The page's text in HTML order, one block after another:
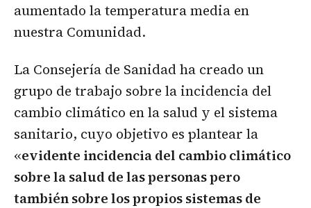
aumentado la temperatura media en
nuestra Comunidad.
La Consejería de Sanidad ha creado un
grupo de trabajo sobre la incidencia del
cambio climático en la salud y el sistema
sanitario, cuyo objetivo es plantear la
«evidente incidencia del cambio climático
sobre la salud de las personas pero
también sobre los propios sistemas de